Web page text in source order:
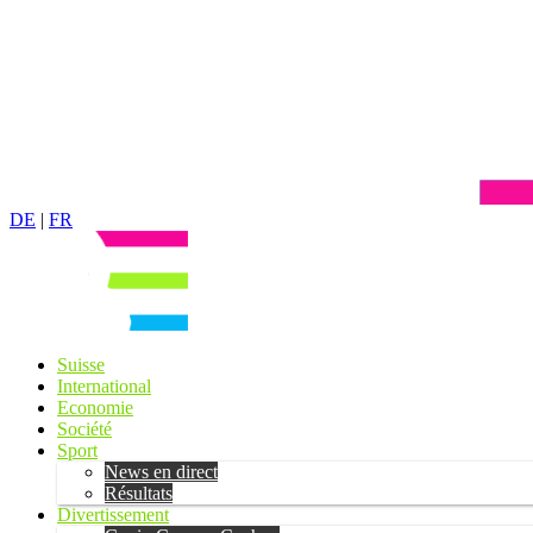
DE | FR
Suisse
International
Economie
Société
Sport
News en direct
Résultats
Divertissement